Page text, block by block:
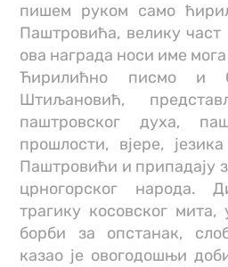
пишем руком само
Паштровића, велику
ова награда носи име
Ћирилићно писмо и
Штиљановић,
паштровског духа,
прошлости, вјере,
Паштровићи и припадају
црногорског народа.
трагику косовског мита,
борби за опстанак,
казао је овогодошњи